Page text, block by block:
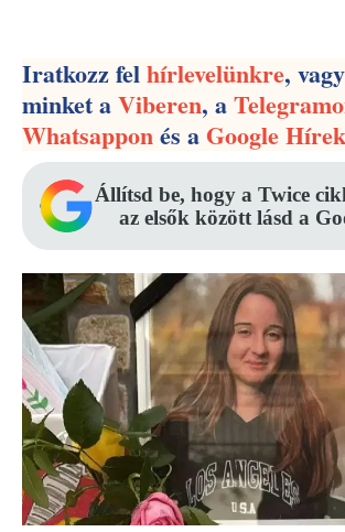
Iratkozz felhírlevelünkre,
minket aViberen, a
Whatsapponés aGoogle Hírek
Állítsd be, hogy a Twice
az elsők között lásd a